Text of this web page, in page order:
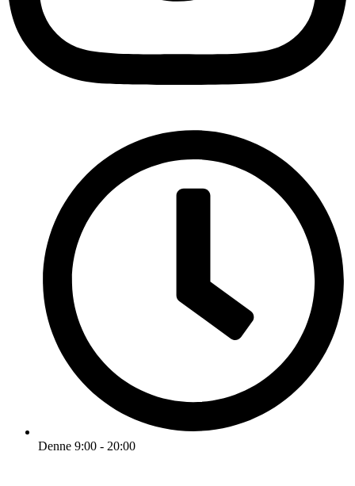
Denne 9:00 - 20:00